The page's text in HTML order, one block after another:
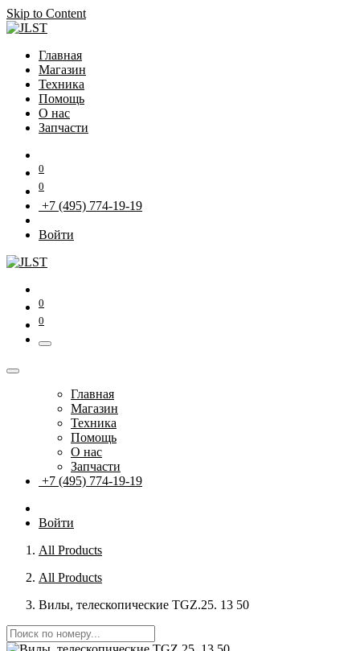
Skip to Content
Главная
Магазин
Техника
Помощь
О нас
Запчасти
0
0
+7 (495) 774-19-19
Войти
0
0
Главная
Магазин
Техника
Помощь
О нас
Запчасти
+7 (495) 774-19-19
Войти
All Products
All Products
Вилы, телескопические TGZ.25. 13 50